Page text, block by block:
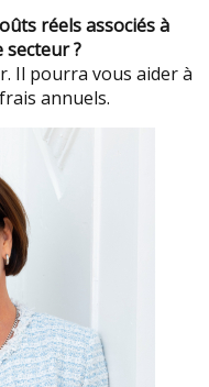
réels associés à
secteur ?
Il pourra vous aider à
annuels.